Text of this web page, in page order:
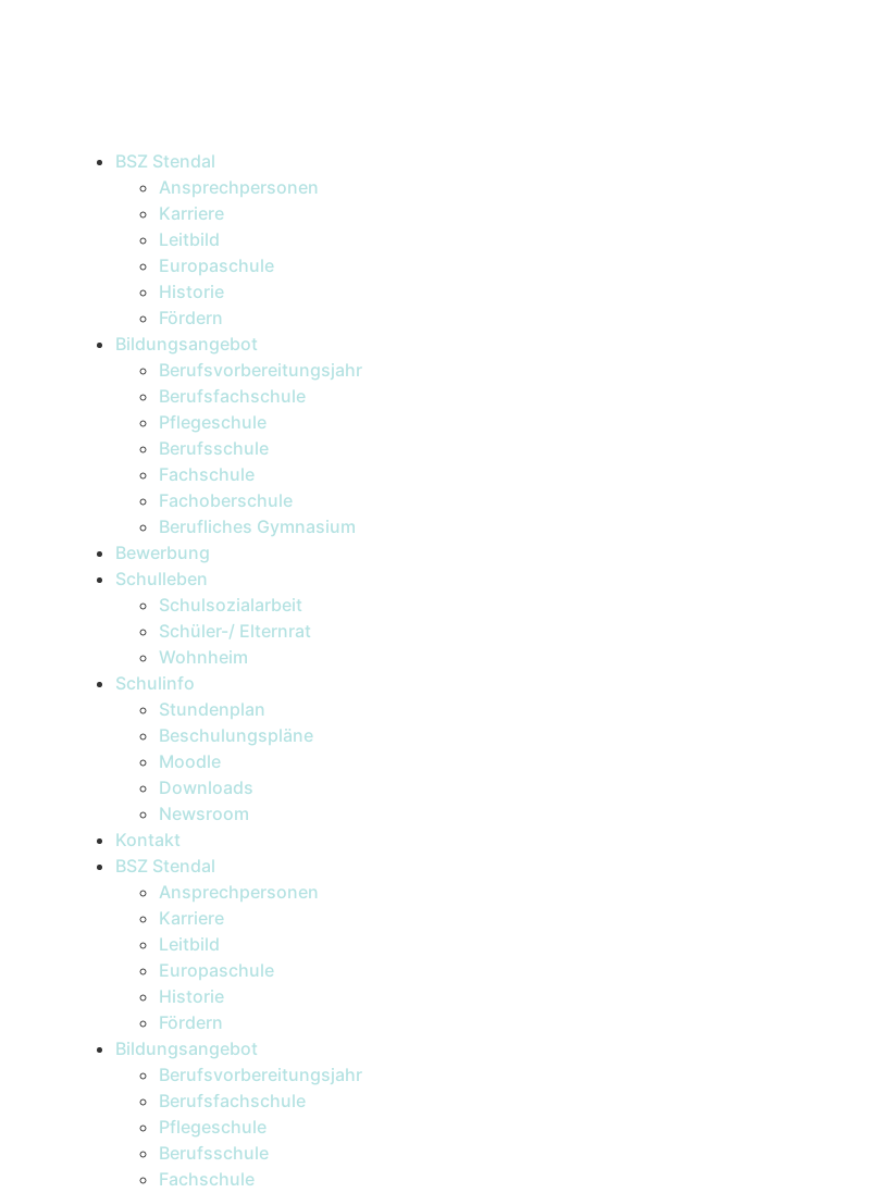
BSZ Stendal
Ansprechpersonen
Karriere
Leitbild
Europaschule
Historie
Fördern
Bildungsangebot
Berufsvorbereitungsjahr
Berufsfachschule
Pflegeschule
Berufsschule
Fachschule
Fachoberschule
Berufliches Gymnasium
Bewerbung
Schulleben
Schulsozialarbeit
Schüler-/ Elternrat
Wohnheim
Schulinfo
Stundenplan
Beschulungspläne
Moodle
Downloads
Newsroom
Kontakt
BSZ Stendal
Ansprechpersonen
Karriere
Leitbild
Europaschule
Historie
Fördern
Bildungsangebot
Berufsvorbereitungsjahr
Berufsfachschule
Pflegeschule
Berufsschule
Fachschule